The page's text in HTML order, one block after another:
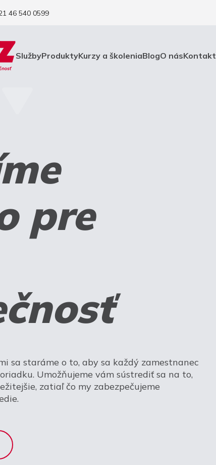
46 540 0599
SlužbyProduktyKurzy a školeniaBlogO násKontakt
pre
sa staráme o to, aby sa každý zamestnanec
Umožňujeme vám sústrediť sa na to,
zatiaľ čo my zabezpečujeme